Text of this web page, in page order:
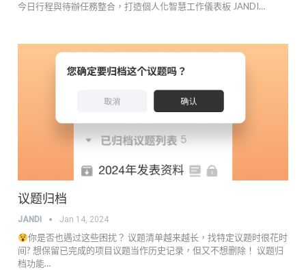
今日行程與待辦任務整合，打造個人化智慧工作儀表板 JANDI…
议题归档
JANDI Jan 14, 2024
你是否也遇过这些困扰？ 议题清单越来越长，找特定议题时很花时
间? 想保留已完成的项目议题当作历史记录，但又不想删除！ 议题归
档功能…